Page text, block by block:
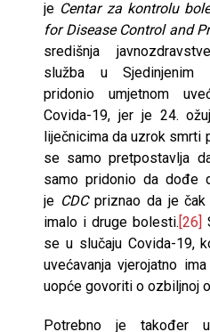
je Centar za kontrolu
for Disease Control and
središnja
služba u Sjedinjenim
pridonio umjetnom
Covida-19, jer je 24.
liječnicima da uzrok smrti
se samo pretpostavlja
samo pridonio da dođe
je CDCpriznao da je čak
imalo i druge bolesti.[26]
se u slučaju Covida-19,
uvećavanja vjerojatno
uopće govoriti o ozbiljnoj
Potrebno je